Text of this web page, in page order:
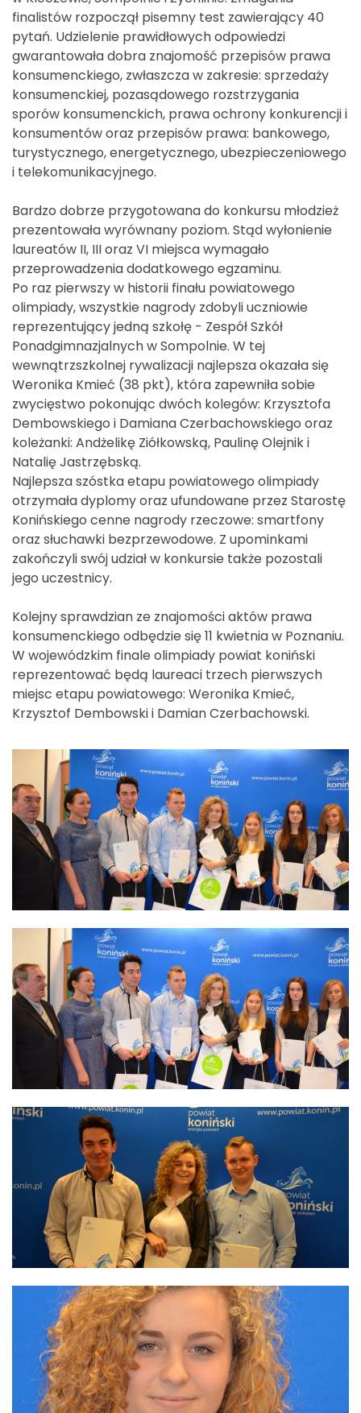
finalistów rozpoczął pisemny test zawierający 40
pytań. Udzielenie prawidłowych odpowiedzi
gwarantowała dobra znajomość przepisów prawa
konsumenckiego, zwłaszcza w zakresie: sprzedaży
konsumenckiej, pozasądowego rozstrzygania
sporów konsumenckich, prawa ochrony konkurencji i
konsumentów oraz przepisów prawa: bankowego,
turystycznego, energetycznego, ubezpieczeniowego
i telekomunikacyjnego.
Bardzo dobrze przygotowana do konkursu młodzież
prezentowała wyrównany poziom. Stąd wyłonienie
laureatów II, III oraz VI miejsca wymagało
przeprowadzenia dodatkowego egzaminu.
Po raz pierwszy w historii finału powiatowego
olimpiady, wszystkie nagrody zdobyli uczniowie
reprezentujący jedną szkołę - Zespół Szkół
Ponadgimnazjalnych w Sompolnie. W tej
wewnątrzszkolnej rywalizacji najlepsza okazała się
Weronika Kmieć (38 pkt), która zapewniła sobie
zwycięstwo pokonując dwóch kolegów: Krzysztofa
Dembowskiego i Damiana Czerbachowskiego oraz
koleżanki: Andżelikę Ziółkowską, Paulinę Olejnik i
Natalię Jastrzębską.
Najlepsza szóstka etapu powiatowego olimpiady
otrzymała dyplomy oraz ufundowane przez Starostę
Konińskiego cenne nagrody rzeczowe: smartfony
oraz słuchawki bezprzewodowe. Z upominkami
zakończyli swój udział w konkursie także pozostali
jego uczestnicy.
Kolejny sprawdzian ze znajomości aktów prawa
konsumenckiego odbędzie się 11 kwietnia w Poznaniu.
W wojewódzkim finale olimpiady powiat koniński
reprezentować będą laureaci trzech pierwszych
miejsc etapu powiatowego: Weronika Kmieć,
Krzysztof Dembowski i Damian Czerbachowski.